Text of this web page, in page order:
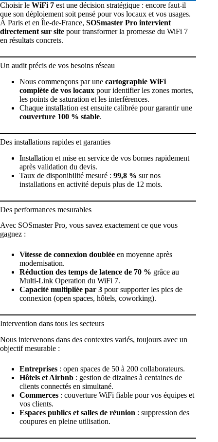
Choisir le WiFi 7 est une décision stratégique : encore faut-il
que son déploiement soit pensé pour vos locaux et vos usages.
À Paris et en Île-de-France, SOSmaster Pro intervient
directement sur site pour transformer la promesse du WiFi 7
en résultats concrets.
Un audit précis de vos besoins réseau
Nous commençons par une cartographie WiFi
complète de vos locaux pour identifier les zones mortes,
les points de saturation et les interférences.
Chaque installation est ensuite calibrée pour garantir une
couverture 100 % stable.
Des installations rapides et garanties
Installation et mise en service de vos bornes rapidement
après validation du devis.
Taux de disponibilité mesuré : 99,8 % sur nos
installations en activité depuis plus de 12 mois.
Des performances mesurables
Avec SOSmaster Pro, vous savez exactement ce que vous
gagnez :
Vitesse de connexion doublée en moyenne après
modernisation.
Réduction des temps de latence de 70 % grâce au
Multi-Link Operation du WiFi 7.
Capacité multipliée par 3 pour supporter les pics de
connexion (open spaces, hôtels, coworking).
Intervention dans tous les secteurs
Nous intervenons dans des contextes variés, toujours avec un
objectif mesurable :
Entreprises : open spaces de 50 à 200 collaborateurs.
Hôtels et Airbnb : gestion de dizaines à centaines de
clients connectés en simultané.
Commerces : couverture WiFi fiable pour vos équipes et
vos clients.
Espaces publics et salles de réunion : suppression des
coupures en pleine utilisation.